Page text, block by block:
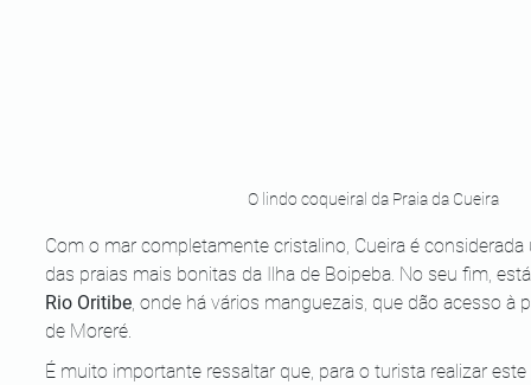
O lindo coqueiral da Praia da Cueira
Com o mar completamente cristalino, Cueira é
das praias mais bonitas da Ilha de Boipeba. No seu fim,
Rio Oritibe, onde há vários manguezais, que dão acesso à
de Moreré.
É muito importante ressaltar que, para o turista realizar este